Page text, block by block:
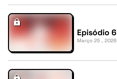
Episódio 6
Março 25 , 2026